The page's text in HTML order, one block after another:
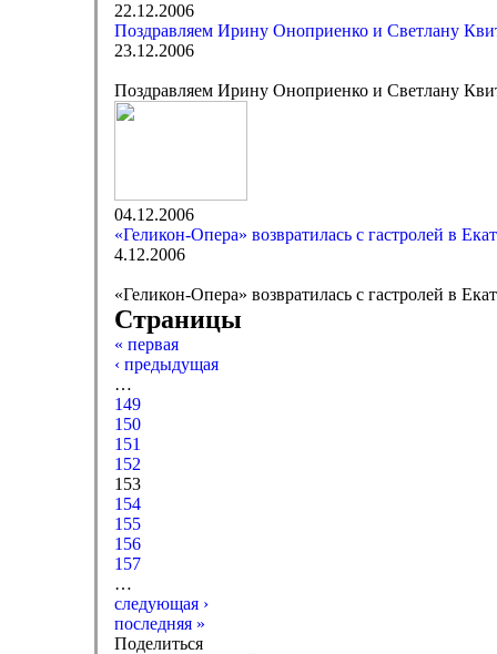
22.12.2006
Поздравляем Ирину Оноприенко и Светлану
23.12.2006
Поздравляем Ирину Оноприенко и Светлану
04.12.2006
«Геликон-Опера» возвратилась с гастролей в
4.12.2006
«Геликон-Опера» возвратилась с гастролей в
Страницы
« первая
‹ предыдущая
…
149
150
151
152
153
154
155
156
157
…
следующая ›
последняя »
Поделиться